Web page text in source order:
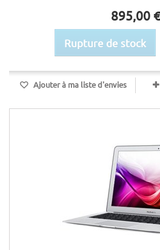
895,00 €
Rupture de stock
Ajouter à ma liste d'envies